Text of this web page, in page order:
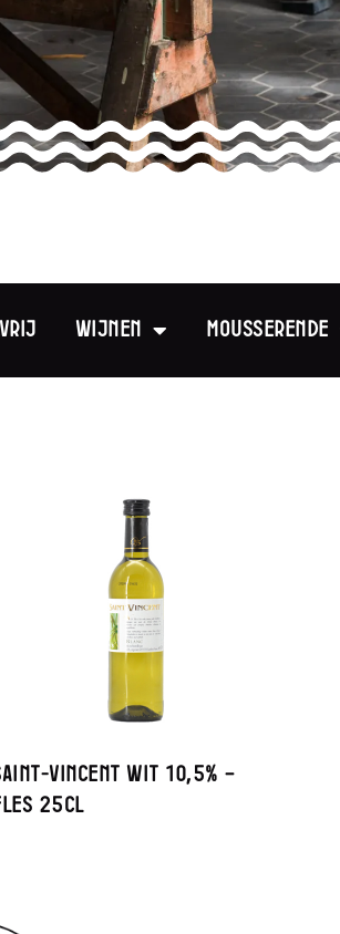
Wijnen Mousserende
Vincent Wit 10,5% –
25cl